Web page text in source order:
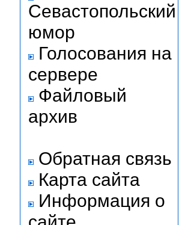
Севастопольский
юмор
Голосования на
сервере
Файловый
архив
Обратная связь
Карта сайта
Информация о